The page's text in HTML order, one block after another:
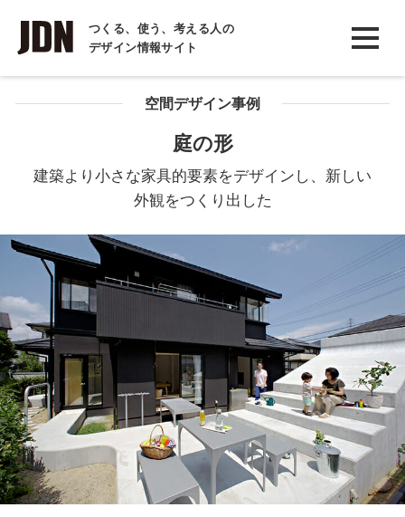
つくる、使う、考える人の
デザイン情報サイト
INTERVIEW
インタビュー
REPORT
COLUMN
空間デザイン事例
庭の形
建築より小さな家具的要素をデザインし、新しい
外観をつくり出した